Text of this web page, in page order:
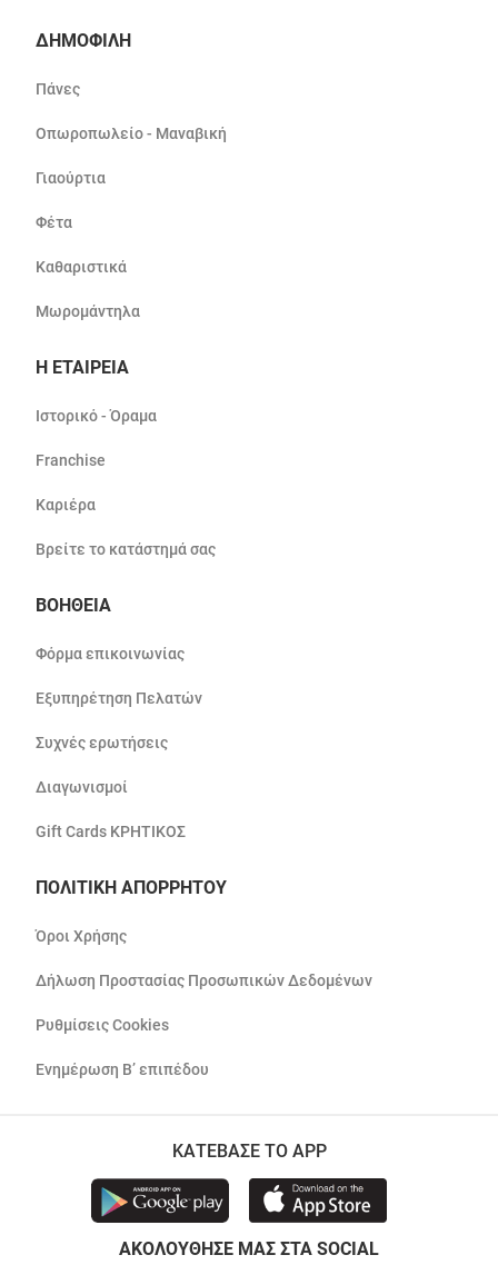
ΔΗΜΟΦΙΛΗ
Πάνες
Οπωροπωλείο - Μαναβική
Γιαούρτια
Φέτα
Καθαριστικά
Μωρομάντηλα
Η ΕΤΑΙΡΕΙΑ
Ιστορικό - Όραμα
Franchise
Καριέρα
Βρείτε το κατάστημά σας
ΒΟΗΘΕΙΑ
Φόρμα επικοινωνίας
Εξυπηρέτηση Πελατών
Συχνές ερωτήσεις
Διαγωνισμοί
Gift Cards ΚΡΗΤΙΚΟΣ
ΠΟΛΙΤΙΚΗ ΑΠΟΡΡΗΤΟΥ
Όροι Χρήσης
Δήλωση Προστασίας Προσωπικών Δεδομένων
Ρυθμίσεις Cookies
Ενημέρωση Β’ επιπέδου
ΚΑΤΕΒΑΣΕ ΤΟ APP
ΑΚΟΛΟΥΘΗΣΕ ΜΑΣ ΣΤΑ SOCIAL